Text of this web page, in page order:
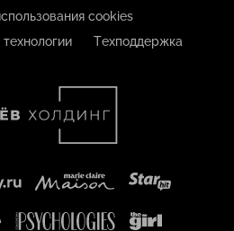
cookies
Техподдержка